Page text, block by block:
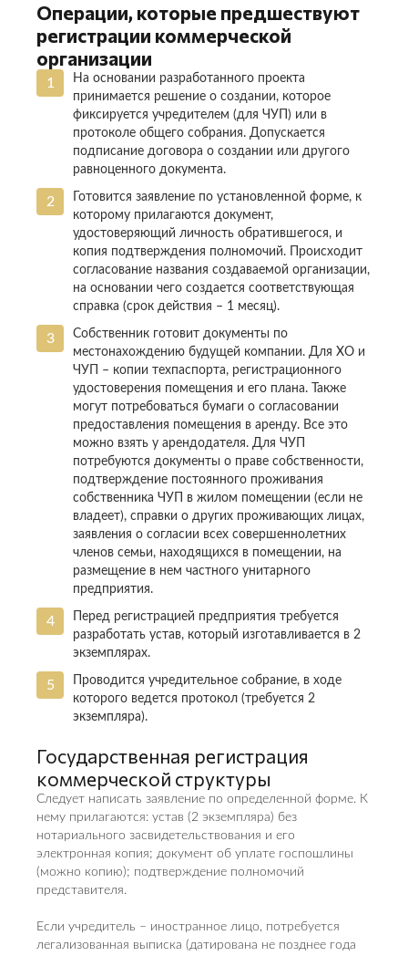
Операции, которые предшествуют
регистрации коммерческой
организации
На основании разработанного проекта
принимается решение о создании, которое
фиксируется учредителем (для ЧУП) или в
протоколе общего собрания. Допускается
подписание договора о создании или другого
равноценного документа.
Готовится заявление по установленной форме, к
которому прилагаются документ,
удостоверяющий личность обратившегося, и
копия подтверждения полномочий. Происходит
согласование названия создаваемой организации,
на основании чего создается соответствующая
справка (срок действия – 1 месяц).
Собственник готовит документы по
местонахождению будущей компании. Для ХО и
ЧУП – копии техпаспорта, регистрационного
удостоверения помещения и его плана. Также
могут потребоваться бумаги о согласовании
предоставления помещения в аренду. Все это
можно взять у арендодателя. Для ЧУП
потребуются документы о праве собственности,
подтверждение постоянного проживания
собственника ЧУП в жилом помещении (если не
владеет), справки о других проживающих лицах,
заявления о согласии всех совершеннолетних
членов семьи, находящихся в помещении, на
размещение в нем частного унитарного
предприятия.
Перед регистрацией предприятия требуется
разработать устав, который изготавливается в 2
экземплярах.
Проводится учредительное собрание, в ходе
которого ведется протокол (требуется 2
экземпляра).
Государственная регистрация
коммерческой структуры
Следует написать заявление по определенной форме. К
нему прилагаются: устав (2 экземпляра) без
нотариального засвидетельствования и его
электронная копия; документ об уплате госпошлины
(можно копию); подтверждение полномочий
представителя.
Если учредитель – иностранное лицо, потребуется
легализованная выписка (датирована не позднее года